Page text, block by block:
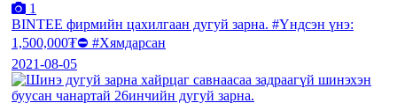
1
BINTEE фирмийн цахилгаан дугуй зарна. #Үндсэн үнэ:
1,500,000₮⛔️ #Хямдарсан
2021-08-05